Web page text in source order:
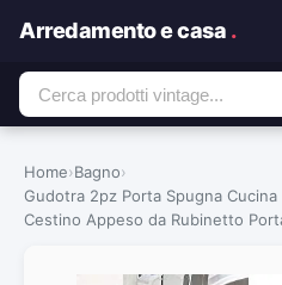
Arredamento e casa .
Home›Bagno›
Gudotra 2pz Porta Spugna
Cestino Appeso da Rubinetto